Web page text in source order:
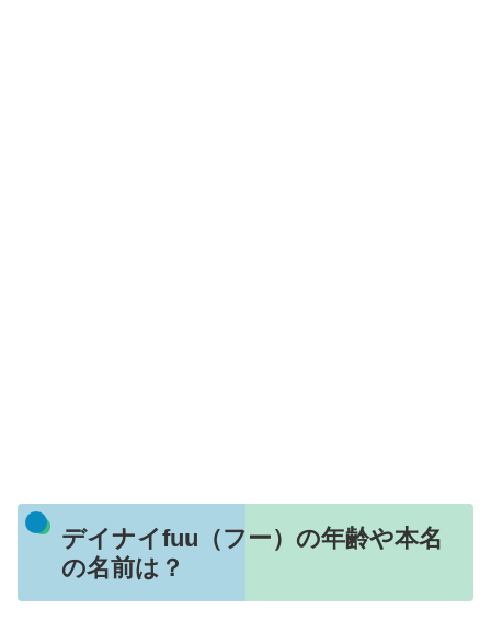
デイナイfuu（フー）の年齢や本名
の名前は？